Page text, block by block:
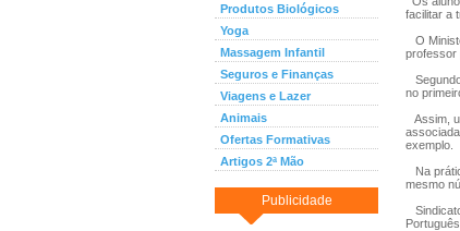
Produtos Biológicos
Yoga
Massagem Infantil
Seguros e Finanças
Viagens e Lazer
Animais
Ofertas Formativas
Artigos 2ª Mão
Publicidade
facilitar a
O
professor
no
Assim,
exemplo.
Na
mesmo